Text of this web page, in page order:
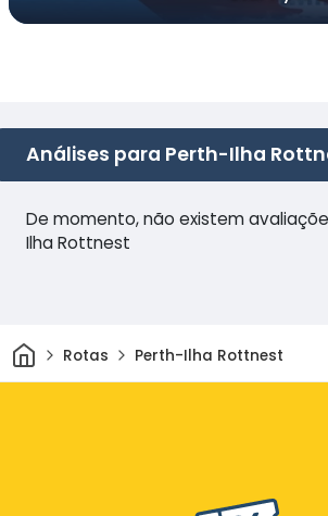
Análises para Perth-Ilha
De momento, não existem
Ilha Rottnest
CasaRotas Perth-Ilha Rottnest